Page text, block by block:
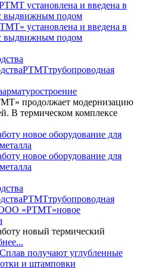
установлена и введена в
с выдвижным подом
РТМТтрубопроводная
арматуростроение
продолжает модернизацию
В термическом комплексе
новое оборудование для
РТМТтрубопроводная
«РТМТ»новое
новый термический